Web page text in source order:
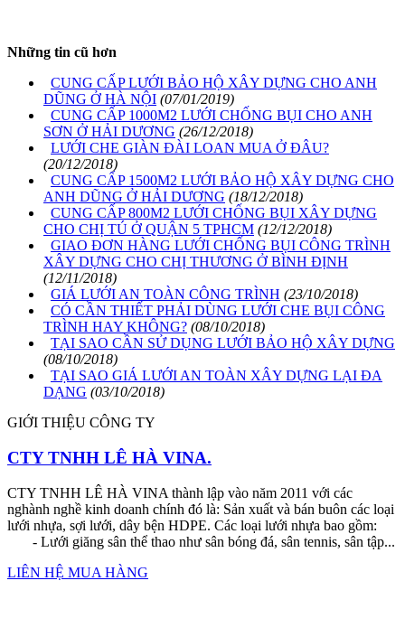
Những tin cũ hơn
CUNG CẤP LƯỚI BẢO HỘ XÂY DỰNG CHO ANH
DŨNG Ở HÀ NỘI (07/01/2019)
CUNG CẤP 1000M2 LƯỚI CHỐNG BỤI CHO ANH
SƠN Ở HẢI DƯƠNG (26/12/2018)
LƯỚI CHE GIÀN ĐÀI LOAN MUA Ở ĐÂU?
(20/12/2018)
CUNG CẤP 1500M2 LƯỚI BẢO HỘ XÂY DỰNG CHO
ANH DŨNG Ở HẢI DƯƠNG (18/12/2018)
CUNG CẤP 800M2 LƯỚI CHỐNG BỤI XÂY DỰNG
CHO CHỊ TÚ Ở QUẬN 5 TPHCM (12/12/2018)
GIAO ĐƠN HÀNG LƯỚI CHỐNG BỤI CÔNG TRÌNH
XÂY DỰNG CHO CHỊ THƯƠNG Ở BÌNH ĐỊNH
(12/11/2018)
GIÁ LƯỚI AN TOÀN CÔNG TRÌNH (23/10/2018)
CÓ CẦN THIẾT PHẢI DÙNG LƯỚI CHE BỤI CÔNG
TRÌNH HAY KHÔNG? (08/10/2018)
TẠI SAO CẦN SỬ DỤNG LƯỚI BẢO HỘ XÂY DỰNG
(08/10/2018)
TẠI SAO GIÁ LƯỚI AN TOÀN XÂY DỰNG LẠI ĐA
DẠNG (03/10/2018)
GIỚI THIỆU CÔNG TY
CTY TNHH LÊ HÀ VINA.
CTY TNHH LÊ HÀ VINA thành lập vào năm 2011 với các
nghành nghề kinh doanh chính đó là: Sản xuất và bán buôn các loại
lưới nhựa, sợi lưới, dây bện HDPE. Các loại lưới nhựa bao gồm:
- Lưới giăng sân thể thao như sân bóng đá, sân tennis, sân tập...
LIÊN HỆ MUA HÀNG